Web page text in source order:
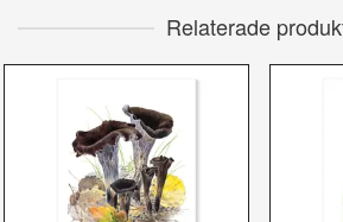
Relaterade